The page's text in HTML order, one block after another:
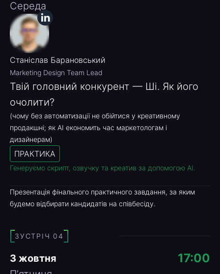
Середа
Станіслав Барановський
Marketing Design Team Lead
Твій головний конкурент — Ші. Як його
очолити?
(чому без автоматизації не обійтися у креативному
продакшні; як AI економить час маркетологам і
дизайнерам)
ПРАКТИКА
Генеруємо скрипт, озвучку та креатив за допомогою AI.
Презентація фінального практичного завдання, за яким
будемо відбирати кандидатів на співбесіду.
ЗУСТРІЧ 04
3 жовтня
17:00